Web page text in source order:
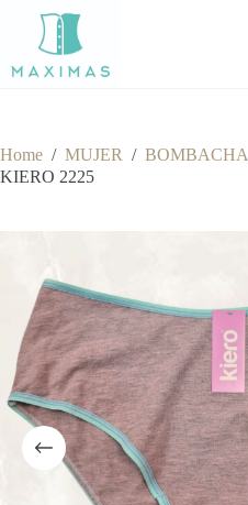
content
Home / MUJER / BOMBACHA
KIERO 2225